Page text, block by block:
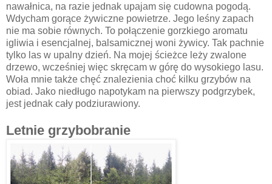
nawałnica, na razie jednak upajam się cudowna pogodą.
Wdycham gorące żywiczne powietrze. Jego leśny zapach
nie ma sobie równych. To połączenie gorzkiego aromatu
igliwia i esencjalnej, balsamicznej woni żywicy. Tak pachnie
tylko las w upalny dzień. Na mojej ścieżce leży zwalone
drzewo, wcześniej więc skręcam w górę do wysokiego lasu.
Woła mnie także chęć znalezienia choć kilku grzybów na
obiad. Jako niedługo napotykam na pierwszy podgrzybek,
jest jednak cały podziurawiony.
Letnie grzybobranie